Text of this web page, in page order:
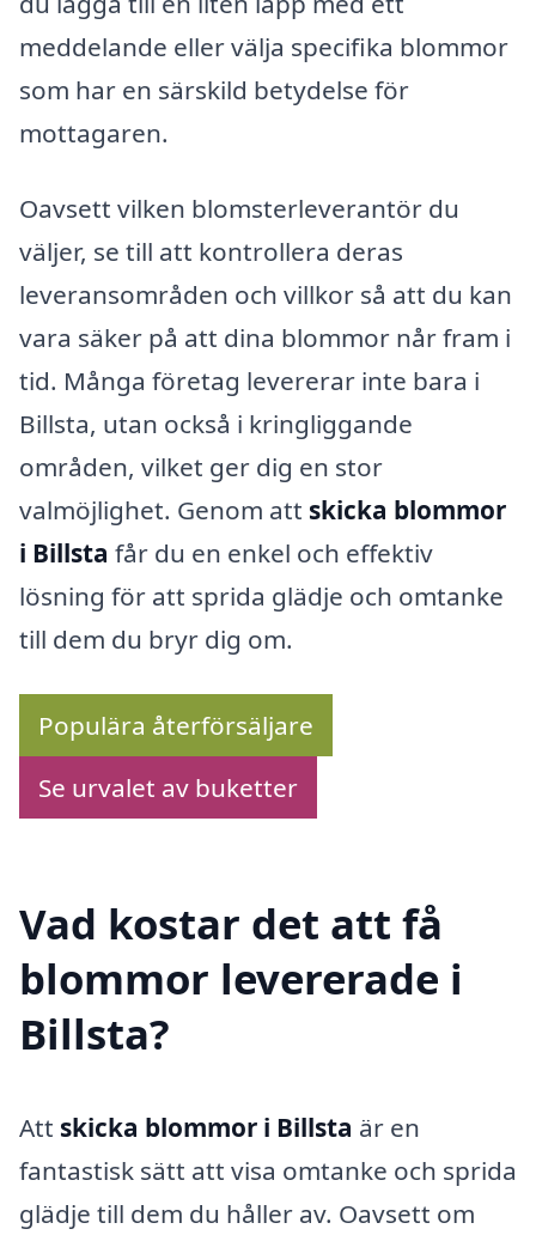
meddelande eller välja specifika blommor
som har en särskild betydelse för
mottagaren.
Oavsett vilken blomsterleverantör du
väljer, se till att kontrollera deras
leveransområden och villkor så att du kan
vara säker på att dina blommor når fram i
tid. Många företag levererar inte bara i
Billsta, utan också i kringliggande
områden, vilket ger dig en stor
valmöjlighet. Genom att skicka blommor
i Billsta får du en enkel och effektiv
lösning för att sprida glädje och omtanke
till dem du bryr dig om.
Populära återförsäljare
Se urvalet av buketter
Vad kostar det att få
blommor levererade i
Billsta?
Att skicka blommor i Billsta är en
fantastisk sätt att visa omtanke och sprida
glädje till dem du håller av. Oavsett om